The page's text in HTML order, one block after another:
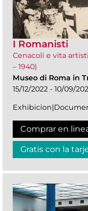
I Romanisti
Cenacoli e vita
– 1940)
Museo di Roma in
15/12/2022 - 10/09/
Comprar en
Gratis con la